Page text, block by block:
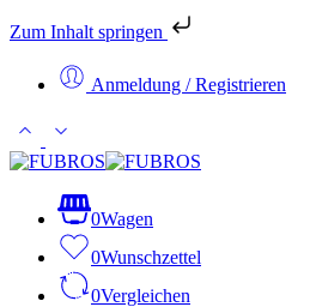
Zum Inhalt springen
Anmeldung / Registrieren
0Wagen
0Wunschzettel
0Vergleichen